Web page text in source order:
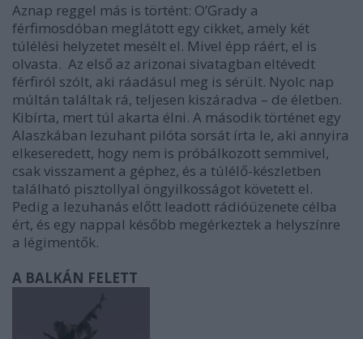
Aznap reggel más is történt: O’Grady a
férfimosdóban meglátott egy cikket, amely két
túlélési helyzetet mesélt el. Mivel épp ráért, el is
olvasta. Az első az arizonai sivatagban eltévedt
férfiról szólt, aki ráadásul meg is sérült. Nyolc nap
múltán találtak rá, teljesen kiszáradva – de életben.
Kibírta, mert túl akarta élni. A második történet egy
Alaszkában lezuhant pilóta sorsát írta le, aki annyira
elkeseredett, hogy nem is próbálkozott semmivel,
csak visszament a géphez, és a túlélő-készletben
található pisztollyal öngyilkosságot követett el.
Pedig a lezuhanás előtt leadott rádióüzenete célba
ért, és egy nappal később megérkeztek a helyszínre
a légimentők.
A BALKÁN FELETT